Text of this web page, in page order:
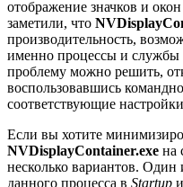
отображение значков и
заметили, что
производительность,
именно процессы и службы
проблему можно решить,
воспользовавшись
соответствующие
Если вы хотите
NVDisplayContainer.exe на
несколько вариантов.
данного процесса в Startup